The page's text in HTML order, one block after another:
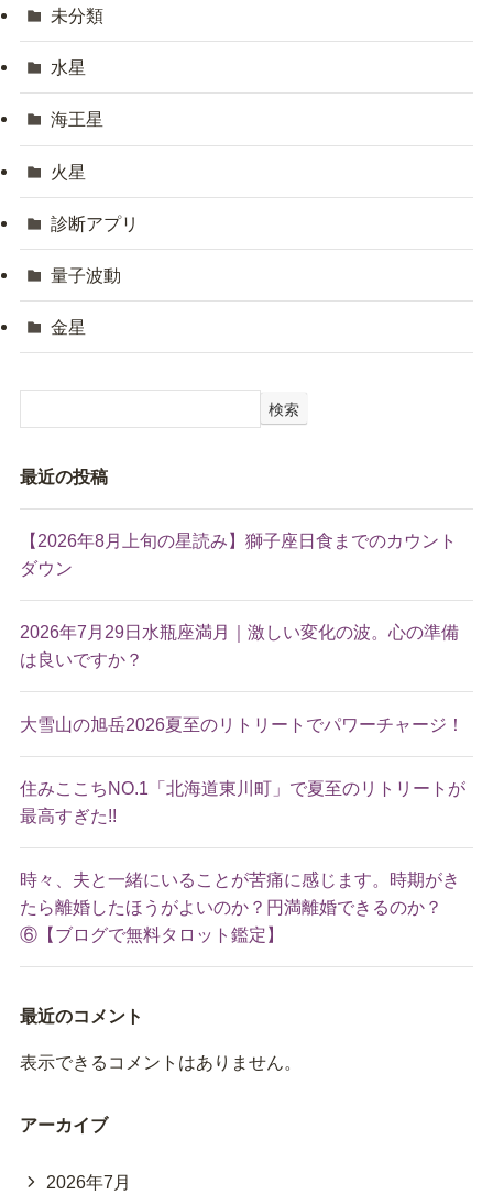
未分類
水星
海王星
火星
診断アプリ
量子波動
金星
検索
最近の投稿
【2026年8月上旬の星読み】獅子座日食までのカウント
ダウン
2026年7月29日水瓶座満月｜激しい変化の波。心の準備
は良いですか？
大雪山の旭岳2026夏至のリトリートでパワーチャージ！
住みここちNO.1「北海道東川町」で夏至のリトリートが
最高すぎた!!
時々、夫と一緒にいることが苦痛に感じます。時期がき
たら離婚したほうがよいのか？円満離婚できるのか？
⑥【ブログで無料タロット鑑定】
最近のコメント
表示できるコメントはありません。
アーカイブ
2026年7月